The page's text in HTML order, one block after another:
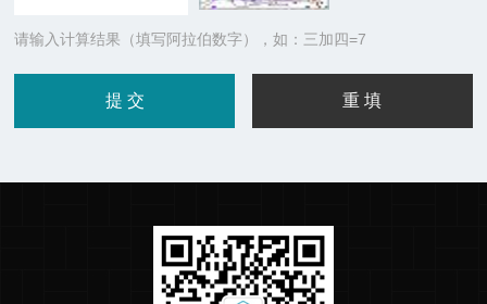
请输入计算结果（填写阿拉伯数字），如：三加四=7